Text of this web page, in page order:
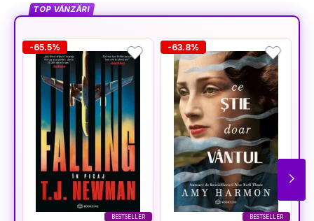
TOP VÂNZĂRI
BESTSELLER
-65.5%
BESTSELLER
-63.8%